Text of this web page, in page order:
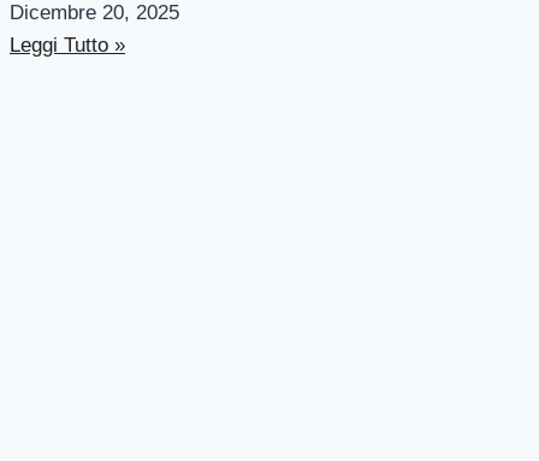
Dicembre 20, 2025
Leggi Tutto »